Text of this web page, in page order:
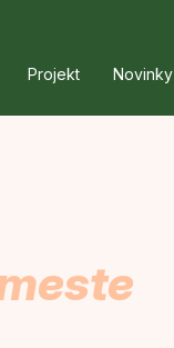
Projekt Novinky